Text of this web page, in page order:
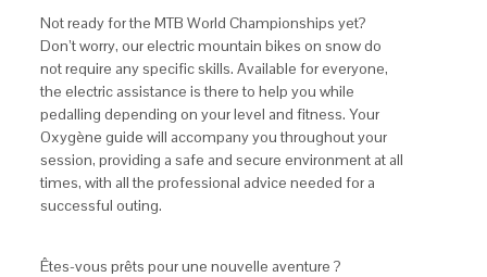
Not ready for the MTB World Championships yet?
Don’t worry, our electric mountain bikes on snow do
not require any specific skills. Available for everyone,
the electric assistance is there to help you while
pedalling depending on your level and fitness. Your
Oxygène guide will accompany you throughout your
session, providing a safe and secure environment at all
times, with all the professional advice needed for a
successful outing.
Êtes-vous prêts pour une nouvelle aventure ?